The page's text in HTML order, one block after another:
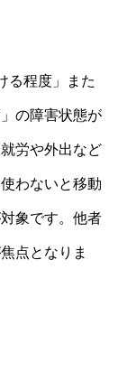
る程度」また
の障害状態が
労や外出など
わないと移動
象です。他者
点となりま